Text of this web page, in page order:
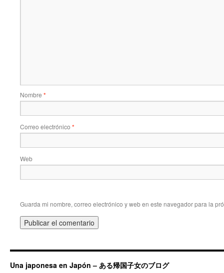
Nombre *
Correo electrónico *
Web
Guarda mi nombre, correo electrónico y web en este navegador para la
Una japonesa en Japón – ある帰国子女のブログ